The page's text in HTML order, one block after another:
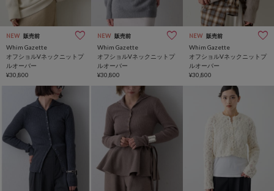
NEW 販売前
Whim Gazette
オフショルVネックニットプ
ルオーバー
¥30,800
NEW 販売前
Whim Gazette
オフショルVネックニットプ
ルオーバー
¥30,800
NEW 販売前
Whim Gazette
オフショルVネックニットプ
ルオーバー
¥30,800